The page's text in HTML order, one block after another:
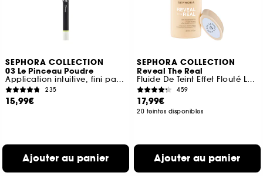
SEPHORA COLLECTION
03 Le Pinceau Poudre
Application intuitive, fini parfait
235
15,99€
Ajouter au panier
SEPHORA COLLECTION
Reveal The Real
Fluide De Teint Effet Flouté Lumineux
459
17,99€
20 teintes disponibles
Ajouter au panier